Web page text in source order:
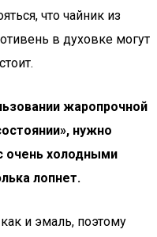
что чайник из
в духовке могут
жаропрочной
нужно
очень холодными
лопнет.
и эмаль, поэтому